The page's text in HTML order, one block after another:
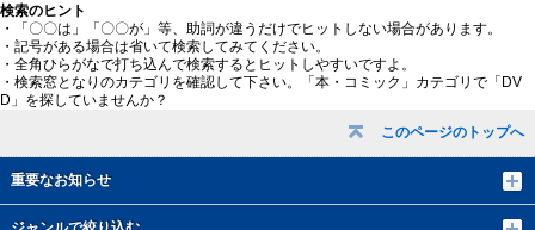
このページのトップへ
重要なお知らせ
検索のヒント
・「〇〇は」「〇〇が」等、助詞が違うだけでヒットしない場合があります。
・記号がある場合は省いて検索してみてください。
・全角ひらがなで打ち込んで検索するとヒットしやすいですよ。
・検索窓となりのカテゴリを確認して下さい。「本・コミック」カテゴリで「DV
D」を探していませんか？